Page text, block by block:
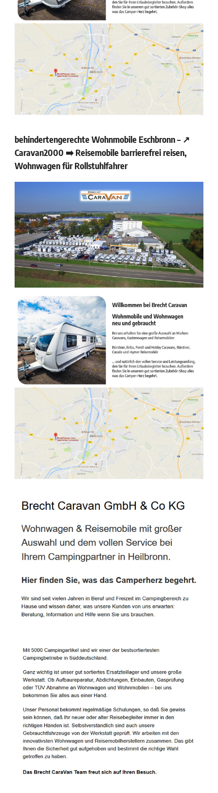
behindertengerechte Wohnmobile Eschbronn – ↗️
Caravan2000 ➡️ Reisemobile barrierefrei reisen,
Wohnwagen für Rollstuhlfahrer